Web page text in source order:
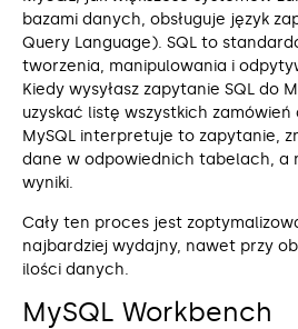
bazami danych, obsługuje język
Query Language). SQL to
tworzenia, manipulowania i
Kiedy wysyłasz zapytanie SQL do
uzyskać listę wszystkich
MySQL interpretuje to zapytanie,
dane w odpowiednich tabelach, a
wyniki.
Cały ten proces jest
najbardziej wydajny, nawet przy
ilości danych.
MySQL Workbench